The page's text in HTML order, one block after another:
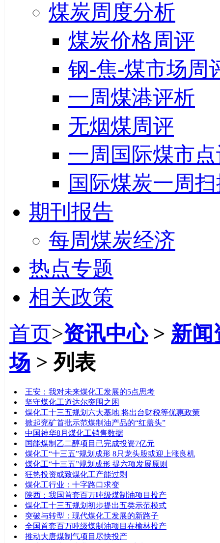
煤炭周度分析
煤炭价格周评
钢-焦-煤市场周
一周煤港评析
无烟煤周评
一周国际煤市
国际煤炭一周
期刊报告
每周煤炭经济
热点专题
相关政策
首页>资讯中心> 新闻
场 > 列表
王安：我对未来煤化工发展的5点思考
坚守煤化工道达尔突围之困
煤化工十三五规划六大基地 将出台财税等优惠政策
掀起兖矿首批示范煤制油产品的“红盖头”
中国神华8月煤化工销售数据
国能煤制乙二醇项目已完成投资7亿元
煤化工“十三五”规划成形 8只龙头股或迎上涨良机
煤化工“十三五”规划成形 提六项发展原则
狂热投资或致煤化工产能过剩
煤化工行业：十字路口求变
陕西：我国首套百万吨级煤制油项目投产
煤化工十三五规划初步提出五类示范模式
突破与转型：现代煤化工发展的新路子
全国首套百万吨级煤制油项目在榆林投产
推动大唐煤制气项目尽快投产